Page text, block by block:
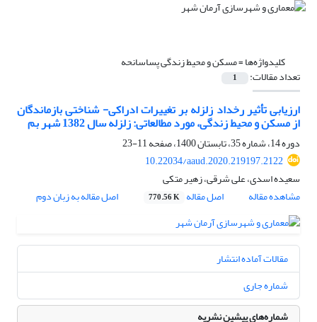
کلیدواژه‌ها =مسکن و محیط زندگی پساسانحه
تعداد مقالات: 1
ارزیابی تأثیر رخداد زلزله بر تغییرات ادراکی- شناختی بازماندگان
از مسکن و محیط زندگی، مورد مطالعاتی: زلزله سال 1382 شهر بم
دوره 14، شماره 35، تابستان 1400، صفحه
11-23
10.22034/aaud.2020.219197.2122
سعیده اسدی، علی شرقی، زهیر متکی
مشاهده مقاله
اصل مقاله 770.56 K اصل مقاله به زبان دوم
مقالات آماده انتشار
شماره جاری
شماره‌های پیشین نشریه